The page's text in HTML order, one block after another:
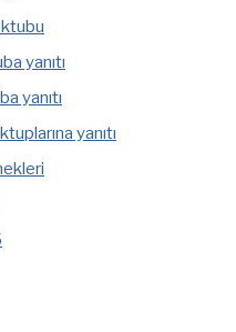
yanıtı
yanıtı
yanıtı